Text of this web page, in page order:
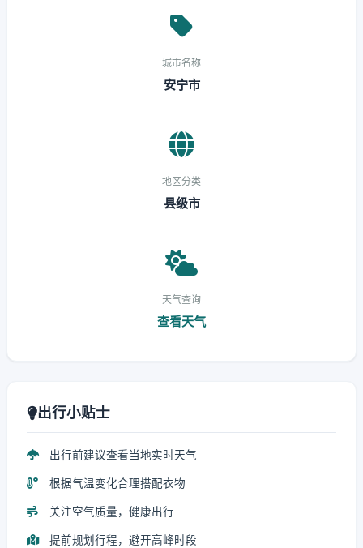
城市名称
安宁市
地区分类
县级市
天气查询
查看天气
出行小贴士
出行前建议查看当地实时天气
根据气温变化合理搭配衣物
关注空气质量，健康出行
提前规划行程，避开高峰时段